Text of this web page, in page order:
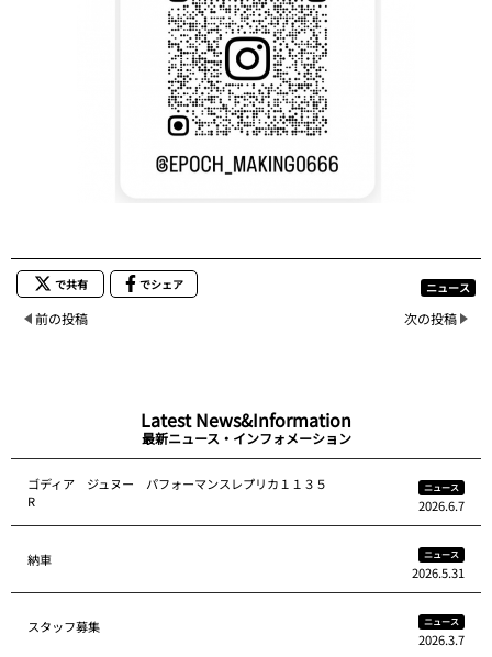
で共有 でシェア ニュース
前の投稿 次の投稿
Latest News&Information
最新ニュース・インフォメーション
ゴディア ジュヌー パフォーマンスレプリカ１１３５
R
ニュース
2026.6.7
納車 ニュース
2026.5.31
スタッフ募集 ニュース
2026.3.7